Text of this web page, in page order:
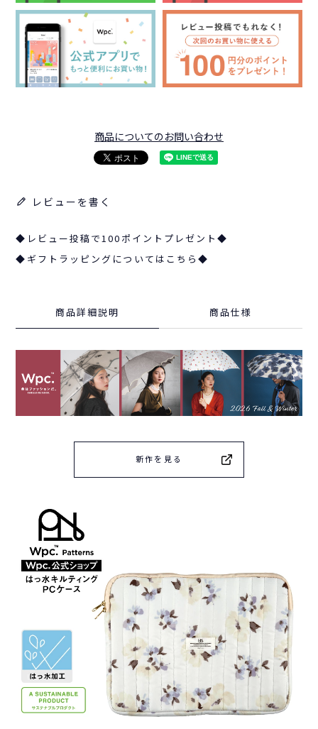
商品についてのお問い合わせ
レビューを書く
◆レビュー投稿で100ポイントプレゼント◆
◆ギフトラッピングについてはこちら◆
商品詳細説明 商品仕様
新作を見る